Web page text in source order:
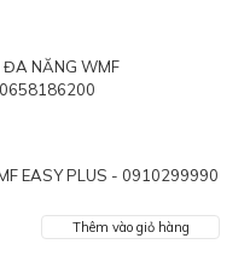
ĐA NĂNG WMF
EASY PLUS - 0910299990
Thêm vào giỏ hàng